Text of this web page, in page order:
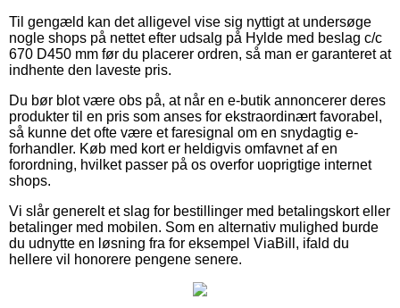
Til gengæld kan det alligevel vise sig nyttigt at undersøge
nogle shops på nettet efter udsalg på Hylde med beslag c/c
670 D450 mm før du placerer ordren, så man er garanteret at
indhente den laveste pris.
Du bør blot være obs på, at når en e-butik annoncerer deres
produkter til en pris som anses for ekstraordinært favorabel,
så kunne det ofte være et faresignal om en snydagtig e-
forhandler. Køb med kort er heldigvis omfavnet af en
forordning, hvilket passer på os overfor uoprigtige internet
shops.
Vi slår generelt et slag for bestillinger med betalingskort eller
betalinger med mobilen. Som en alternativ mulighed burde
du udnytte en løsning fra for eksempel ViaBill, ifald du
hellere vil honorere pengene senere.